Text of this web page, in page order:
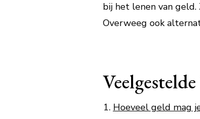
bij het lenen van
Overweeg ook
Hoeveel geld mag